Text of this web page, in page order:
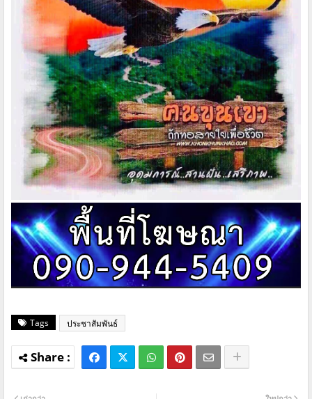
Tags ประชาสัมพันธ์